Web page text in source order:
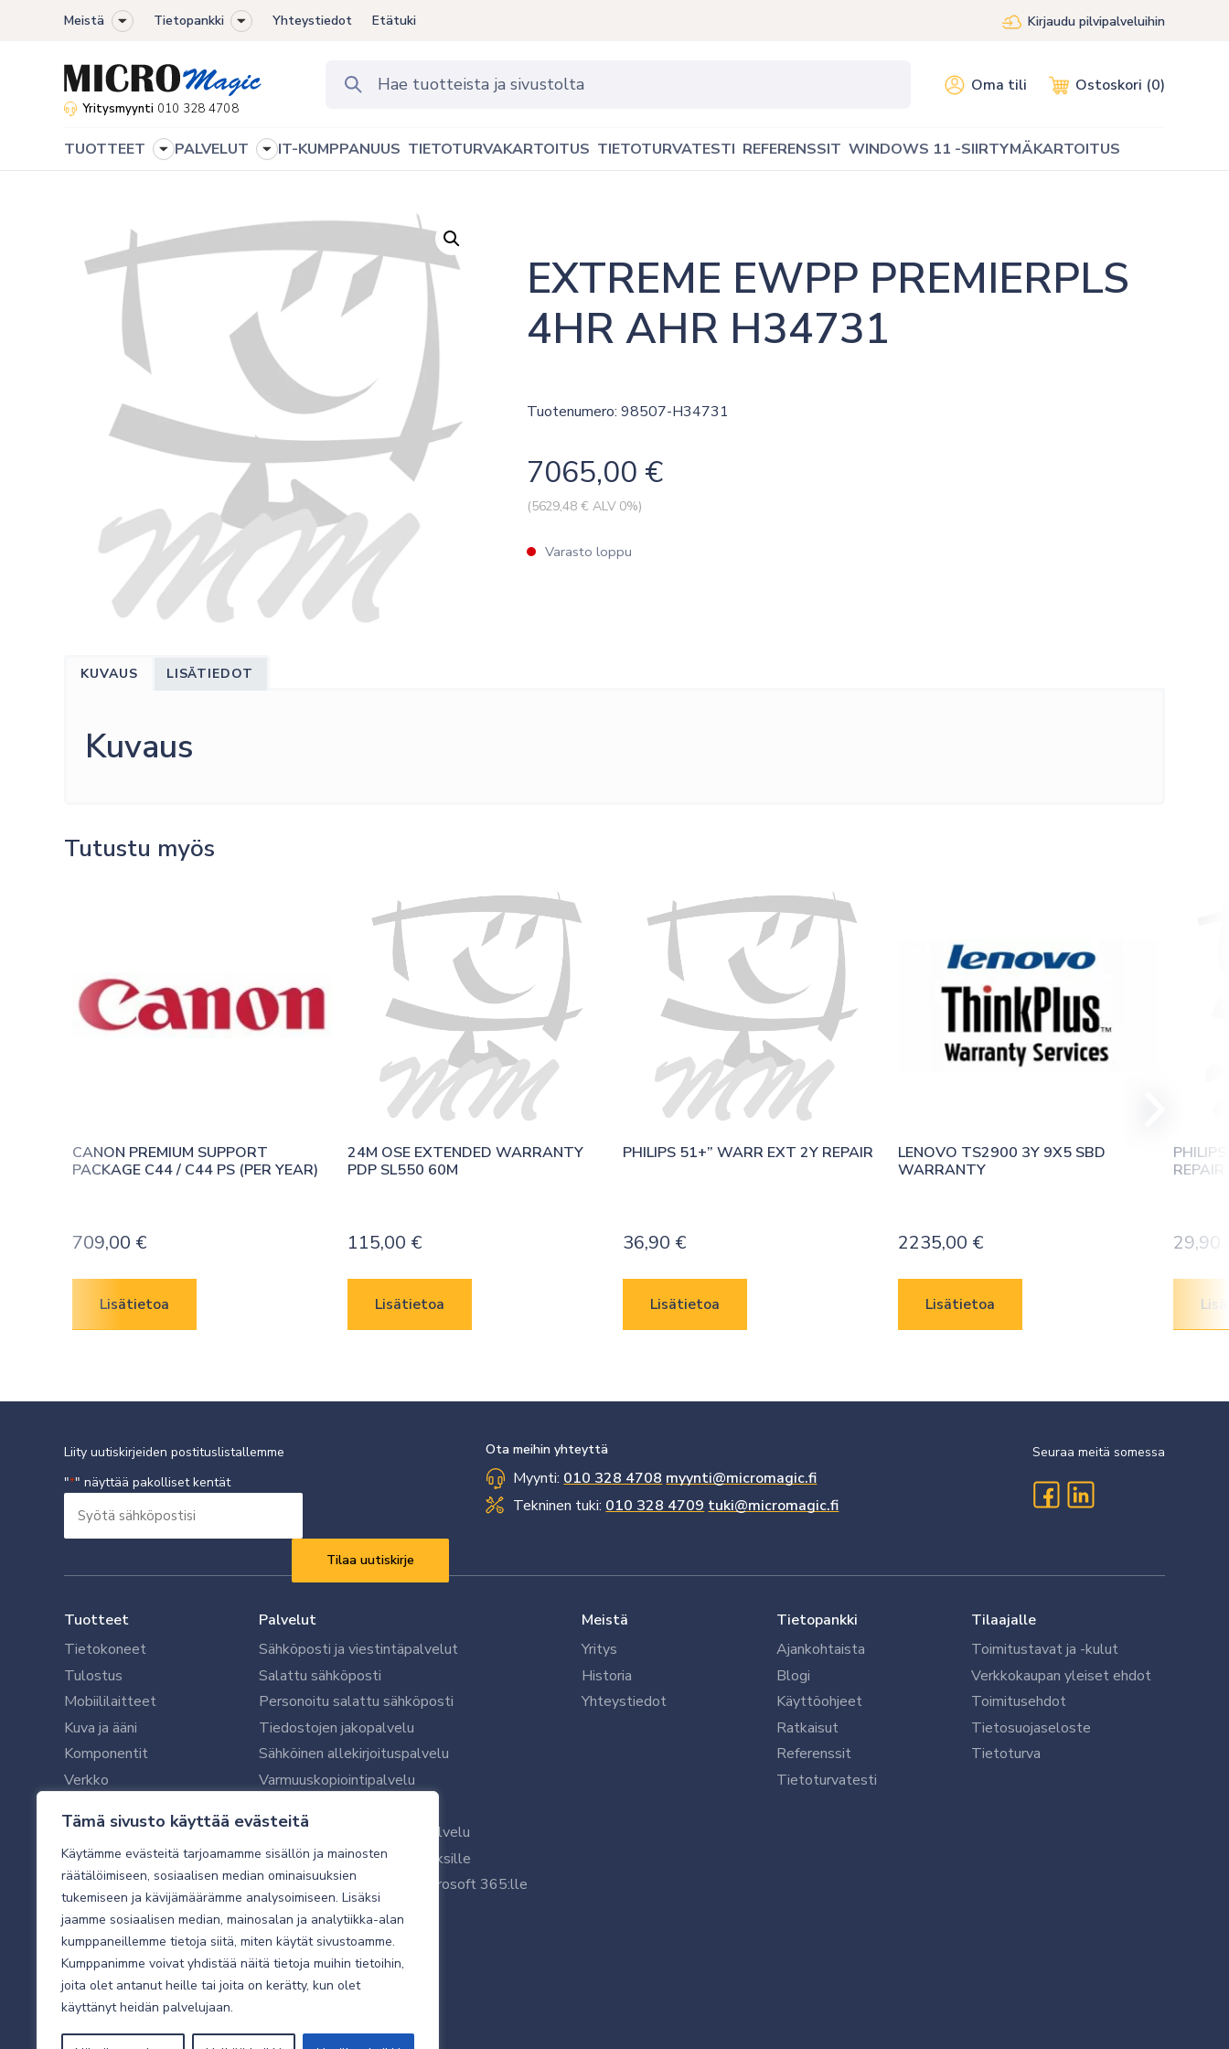
Tämä sivusto käyttää evästeitä
Käytämme evästeitä tarjoamamme sisällön ja mainosten
räätälöimiseen, sosiaalisen median ominaisuuksien
tukemiseen ja kävijämäärämme analysoimiseen. Lisäksi
jaamme sosiaalisen median, mainosalan ja analytiikka-alan
kumppaneillemme tietoja siitä, miten käytät sivustoamme.
Kumppanimme voivat yhdistää näitä tietoja muihin tietoihin,
joita olet antanut heille tai joita on kerätty, kun olet
käyttänyt heidän palvelujaan.
Meistä
Toggle
menu
Tietopankki
Toggle
menu
Yhteystiedot Etätuki Kirjaudu pilvipalveluihin
Yritysmyynti 010 328 4708
Oma tili Ostoskori (0)
TUOTTEET
Toggle
PALVELUT
Toggle
IT-KUMPPANUUS TIETOTURVAKARTOITUS TIETOTURVATESTI REFERENSSIT WINDOWS 11 -SIIRTYMÄKARTOITUS
EXTREME EWPP PREMIERPLS
4HR AHR H34731
Tuotenumero: 98507-H34731
7065,00 €
(5629,48€ ALV 0%)
Varasto loppu
KUVAUS LISÄTIEDOT
Kuvaus
Tutustu myös
CANON PREMIUM SUPPORT
PACKAGE C44 / C44 PS (PER YEAR)
709,00 €
Lisätietoa
24M OSE EXTENDED WARRANTY
PDP SL550 60M
115,00 €
Lisätietoa
PHILIPS 51+” WARR EXT 2Y REPAIR
36,90 €
Lisätietoa
LENOVO TS2900 3Y 9X5 SBD
WARRANTY
2235,00 €
Lisätietoa
REPAIR
29,90
Liity uutiskirjeiden postituslistallemme
"*" näyttää pakolliset kentät
sähköpostisi
Ota meihin yhteyttä
Myynti: 010 328 4708 myynti@micromagic.fi
Tekninen tuki: 010 328 4709 tuki@micromagic.fi
Seuraa meitä somessa
Tuotteet
Tietokoneet
Tulostus
Mobiililaitteet
Kuva ja ääni
Komponentit
Verkko
Oheislaitteet
Palvelut
Sähköposti ja viestintäpalvelut
Salattu sähköposti
Personoitu salattu sähköposti
Tiedostojen jakopalvelu
Sähköinen allekirjoituspalvelu
Varmuuskopiointipalvelu
Microsoft 365 -varmistuspalvelu
WithSecure tietoturva yrityksille
WithSecuren tietoturva Microsoft 365:lle
Käyttäjätukipalvelu
Tietoturvakartoitus
Sähköpostikartoitus
Valvottu tietoturva 24/7
Meistä
Yritys
Historia
Yhteystiedot
Tietopankki
Ajankohtaista
Blogi
Käyttöohjeet
Ratkaisut
Referenssit
Tietoturvatesti
Tilaajalle
Toimitustavat ja -kulut
Verkkokaupan yleiset ehdot
Toimitusehdot
Tietosuojaseloste
Tietoturva